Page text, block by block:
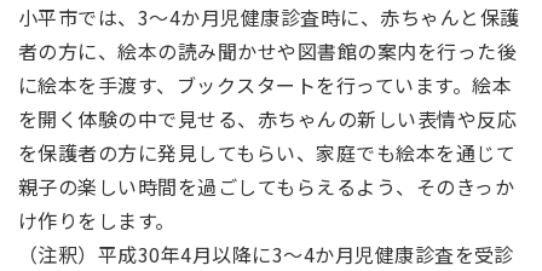
小平市では、3～4か月児健康診査時に、赤ちゃんと保護
者の方に、絵本の読み聞かせや図書館の案内を行った後
に絵本を手渡す、ブックスタートを行っています。絵本
を開く体験の中で見せる、赤ちゃんの新しい表情や反応
を保護者の方に発見してもらい、家庭でも絵本を通じて
親子の楽しい時間を過ごしてもらえるよう、そのきっか
け作りをします。
（注釈）平成30年4月以降に3～4か月児健康診査を受診